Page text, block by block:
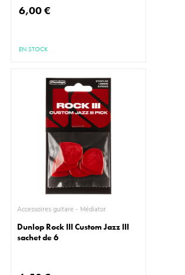
6,00 €
EN STOCK
Accessoires guitare - Médiator
Dunlop Rock III Custom Jazz III
sachet de 6